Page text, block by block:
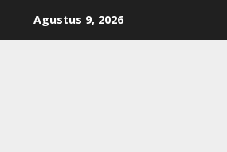
Agustus 9, 2026